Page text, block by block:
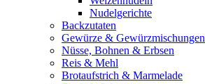
Nudelgerichte
Backzutaten
Gewürze & Gewürzmischungen
Nüsse, Bohnen & Erbsen
Reis & Mehl
Brotaufstrich & Marmelade